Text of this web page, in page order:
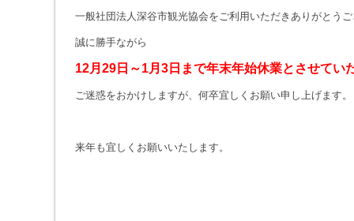
一般社団法人深谷市観光協会をご利用いただきありがとう
誠に勝手ながら
12月29日～1月3日まで年末年始休業とさせてい
ご迷惑をおかけしますが、何卒宜しくお願い申し上げます。
来年も宜しくお願いいたします。